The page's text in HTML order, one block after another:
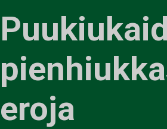
eroja